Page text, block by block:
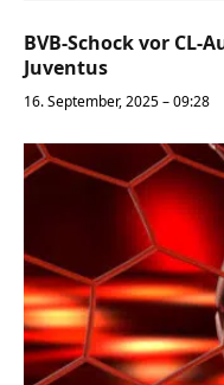
BVB-Schock vor
Juventus
16. September, 2025 – 09:28